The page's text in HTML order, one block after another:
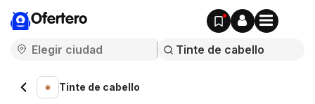
Ofertero
Tinte de cabello